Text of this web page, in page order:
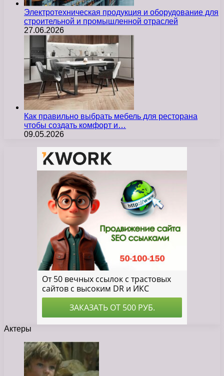
Электротехническая продукция и оборудование для
строительной и промышленной отраслей
27.06.2026
Как правильно выбрать мебель для ресторана
чтобы создать комфорт и…
09.05.2026
Актеры